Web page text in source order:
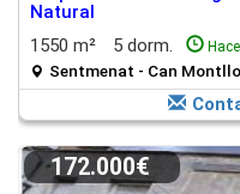
Natural
1550 m²
5 dorm.
Sentmenat - Can
172.000€